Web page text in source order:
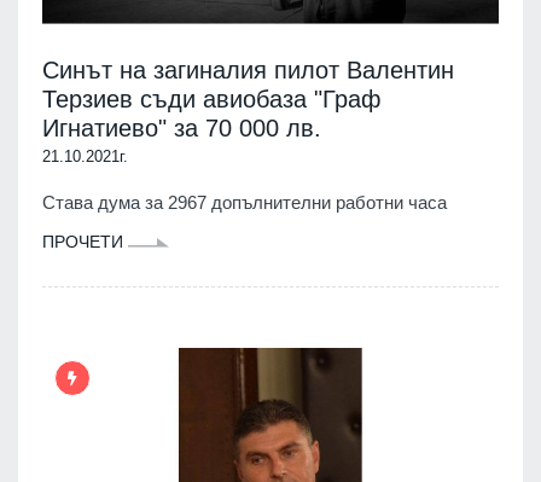
Синът на загиналия пилот Валентин
Терзиев съди авиобаза "Граф
Игнатиево" за 70 000 лв.
21.10.2021г.
Става дума за 2967 допълнителни работни часа
ПРОЧЕТИ